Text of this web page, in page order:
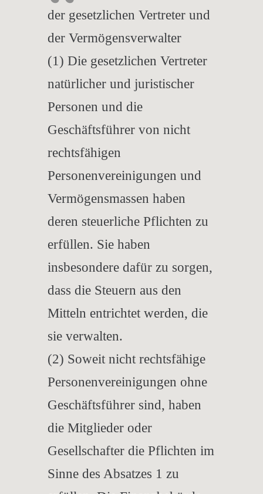
der gesetzlichen Vertreter und
der Vermögensverwalter
(1) Die gesetzlichen Vertreter
natürlicher und juristischer
Personen und die
Geschäftsführer von nicht
rechtsfähigen
Personenvereinigungen und
Vermögensmassen haben
deren steuerliche Pflichten zu
erfüllen. Sie haben
insbesondere dafür zu sorgen,
dass die Steuern aus den
Mitteln entrichtet werden, die
sie verwalten.
(2) Soweit nicht rechtsfähige
Personenvereinigungen ohne
Geschäftsführer sind, haben
die Mitglieder oder
Gesellschafter die Pflichten im
Sinne des Absatzes 1 zu